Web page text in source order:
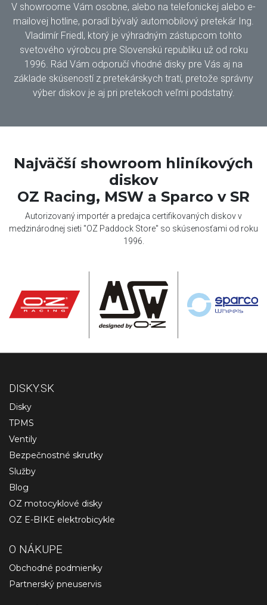
V showroome Vám osobne, alebo na telefonickej alebo e-
mailovej hotline, poradí bývalý automobilový pretekár Ing.
Vladimír Friedl, ktorý je výhradným zástupcom tohto
svetového výrobcu pre Slovenskú republiku už od roku
1996. Rád Vám odporučí vhodné disky pre Vás aj na
základe skúseností z pretekárskych tratí, pretože správny
výber diskov je aj pri pretekoch veľmi podstatný.
Najväčší showroom hliníkových
diskov
OZ Racing, MSW a Sparco v SR
Autorizovaný importér a predajca certifikovaných diskov v
medzinárodnej sieti "OZ Paddock Store" so skúsenosťami od roku
1996.
DISKY.SK
Disky
TPMS
Ventily
Bezpečnostné skrutky
Služby
Blog
OZ motocyklové disky
OZ E-BIKE elektrobicykle
O NÁKUPE
Obchodné podmienky
Partnerský pneuservis